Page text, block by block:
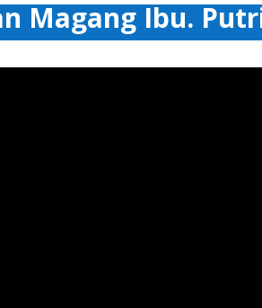
Magang Ibu.